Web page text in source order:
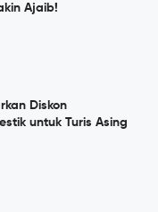
Ajaib!
Diskon
untuk Turis Asing